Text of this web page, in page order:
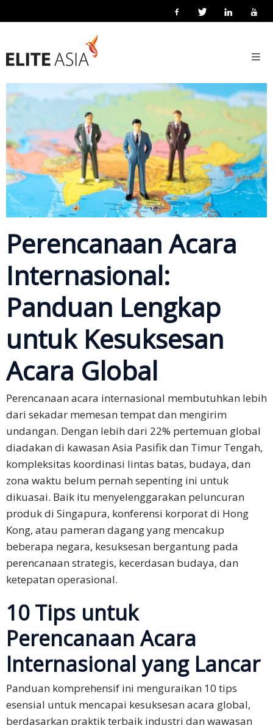
9 April 2018Posted byeliteasia
Perencanaan Acara
Internasional:
Panduan Lengkap
untuk Kesuksesan
Acara Global
Perencanaan acara internasional membutuhkan lebih
dari sekadar memesan tempat dan mengirim
undangan. Dengan lebih dari 22% pertemuan global
diadakan di kawasan Asia Pasifik dan Timur Tengah,
kompleksitas koordinasi lintas batas, budaya, dan
zona waktu belum pernah sepenting ini untuk
dikuasai. Baik itu menyelenggarakan peluncuran
produk di Singapura, konferensi korporat di Hong
Kong, atau pameran dagang yang mencakup
beberapa negara, kesuksesan bergantung pada
perencanaan strategis, kecerdasan budaya, dan
ketepatan operasional.
10 Tips untuk
Perencanaan Acara
Internasional yang Lancar
Panduan komprehensif ini menguraikan 10 tips
esensial untuk mencapai kesuksesan acara global,
berdasarkan praktik terbaik industri dan wawasan
ID
Beranda
Bisnis
Kami
Tentang
Elite
Asia
Perusahaan
Teknologi
Keuangan
Solusi
Solusi
Konferensi
Bisnis
Pelokalan
Bisnis
Pemasaran
Multibahasa
Bahasa
Mandarin
Aksara
Mandarin
Aksara
Jepang
Bahasa